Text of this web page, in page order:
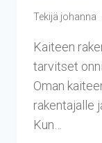
Tekijä johanna
Kaiteen
tarvitset
Oman
rakentajalle
Kun…